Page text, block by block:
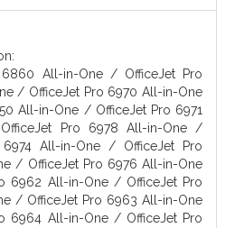
6860 All-in-One / OfficeJet Pro
/ OfficeJet Pro 6970 All-in-One
All-in-One / OfficeJet Pro 6971
Pro 6978 All-in-One /
6974 All-in-One / OfficeJet Pro
/ OfficeJet Pro 6976 All-in-One
6962 All-in-One / OfficeJet Pro
/ OfficeJet Pro 6963 All-in-One
6964 All-in-One / OfficeJet Pro